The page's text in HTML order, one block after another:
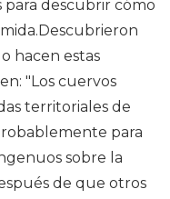
descubrir cómo
hacen estas
"Los cuervos
territoriales de
para
sobre la
de que otros